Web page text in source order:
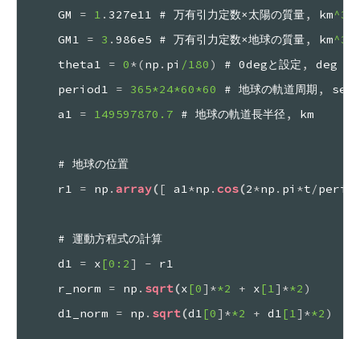
GM = 1 . 327e11 # 万有引力定数×太陽の質量, km^3
GM1 = 3 .986e5 # 万有引力定数×地球の質量, km^3
theta1 = 0* (np . pi /180 ) # 0degと設定 , deg
period1 = 365*24*60*60 # 地球の軌道周期 ,
sec
a1 = 149597870.7 # 地球の軌道長半径, km
# 地球の位置
r1 = np .array([ a1*np .cos(2*np . pi *t/
# 運動方程式の計算
d1 = x[0 :2] - r1
r_norm = np . sqrt(x[0] **2 + x[1] **2 )
d1_norm = np . sqrt(d1[0] **2 + d1[1] **2 )